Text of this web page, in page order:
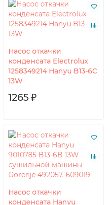
Насос откачки
конденсата Electrolux
1258349214 Hanyu B13-6C
13W
1265 ₽
Насос откачки
конденсата Hanyu